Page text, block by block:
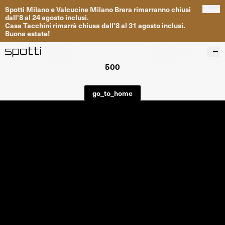
Spotti MilanoeValcucine Milano Brera rimarrannochiusi
dall'8al 24agosto inclusi.
Casa Tacchini rimarrà chiusa dall'8al 31 agosto inclusi.
Buona estate!
Progetti
500
go_to_home